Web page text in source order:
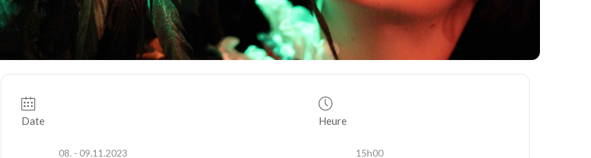
Date
08. - 09.11.2023
Heure
15h00